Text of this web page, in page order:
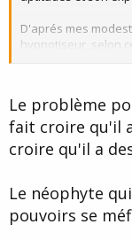
D'aprés mes
hypnotiseur, selon
le mettre au
Tout le monde peut
les techniques
C'est la même
Le problème
fait croire qu'il
croire qu'il a
Le néophyte
pouvoirs se